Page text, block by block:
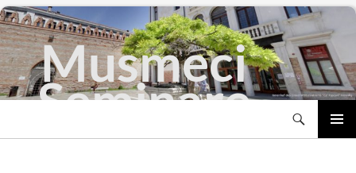
Musmeci
Seminare